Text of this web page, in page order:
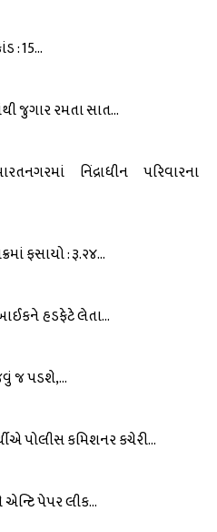
: 15...
જુગાર રમતા સાત...
નિંદ્રાધીન પરિવારના
ફસાયો : રૂ.૨૪...
હડફેટે લેતા...
જ પડશે,...
પોલીસ કમિશનર કચેરી...
પેપર લીક...